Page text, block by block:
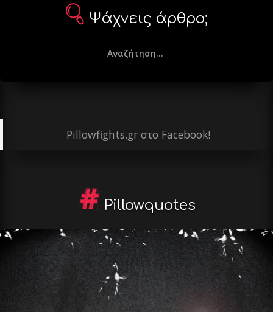
Ψάχνεις άρθρο;
Pillowfights.gr στο Facebook!
Pillowquotes